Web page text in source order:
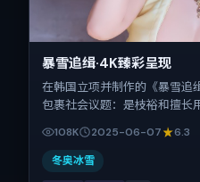
暴雪追缉·4K臻彩呈现
在韩国立项并制作的《暴雪追
包裹社会议题：是枝裕和擅长
2025-06-07；片长109分钟
构的观众。
108K 2025-06-07 6.3
冬奥冰雪